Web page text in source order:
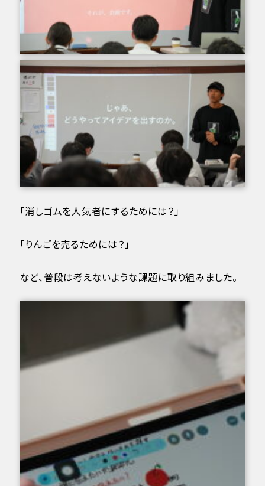
「消しゴムを人気者にするためには？」
「りんごを売るためには？」
など、普段は考えないような課題に取り組みました。